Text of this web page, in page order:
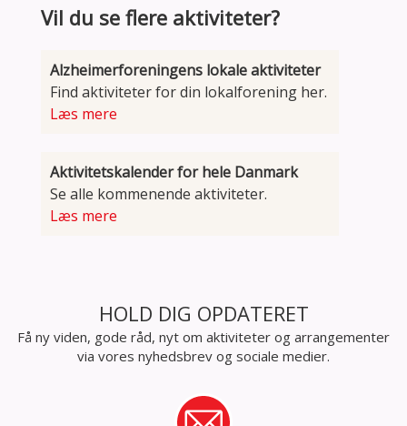
Vil du se flere aktiviteter?
Alzheimerforeningens lokale aktiviteter
Find aktiviteter for din lokalforening her.
Læs mere
Aktivitetskalender for hele Danmark
Se alle kommenende aktiviteter.
Læs mere
HOLD DIG OPDATERET
Få ny viden, gode råd, nyt om aktiviteter og arrangementer
via vores nyhedsbrev og sociale medier.